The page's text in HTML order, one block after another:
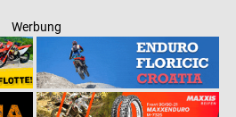
Werbung